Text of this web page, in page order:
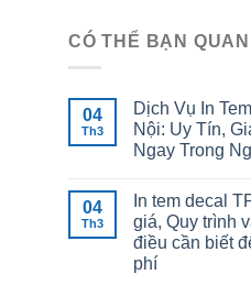
CÓ THỂ BẠN
04
Th3
Dịch Vụ In
Nội: Uy Tín,
Ngay Trong
04
Th3
In tem decal
giá, Quy trình
điều cần biết
phí